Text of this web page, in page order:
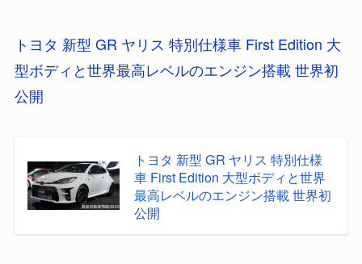
トヨタ 新型 GR ヤリス 特別仕様車 First Edition 大
型ボディと世界最高レベルのエンジン搭載 世界初
公開
トヨタ 新型 GR ヤリス 特別仕様
車 First Edition 大型ボディと世界
最高レベルのエンジン搭載 世界初
公開